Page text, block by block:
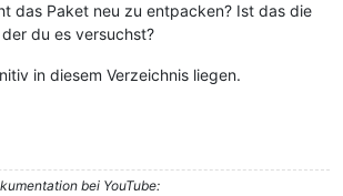
das Paket neu zu entpacken? Ist das die
du es versuchst?
in diesem Verzeichnis liegen.
bei YouTube: